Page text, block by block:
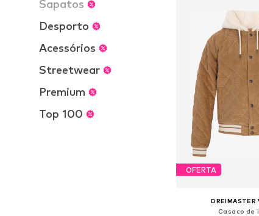
Sapatos
Desporto
Acessórios
Streetwear
Premium
Top 100
OFERTA
DREIMASTER
Casaco de